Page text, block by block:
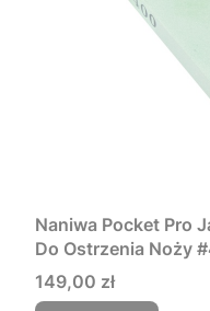
Naniwa Pocket Pro
Do Ostrzenia Noży
Cena
149,00 zł